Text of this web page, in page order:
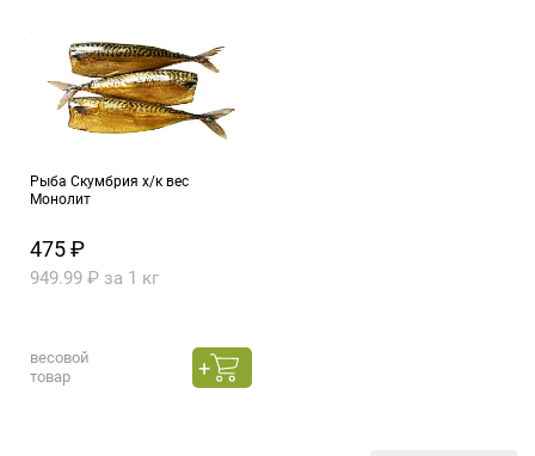
Рыба Скумбрия х/к вес
Монолит
475 ₽
949.99 ₽ за 1 кг
весовой
товар